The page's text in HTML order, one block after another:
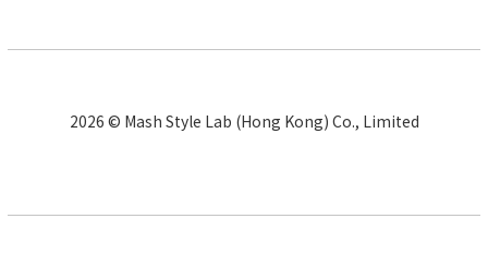
2026 © Mash Style Lab (Hong Kong) Co., Limited